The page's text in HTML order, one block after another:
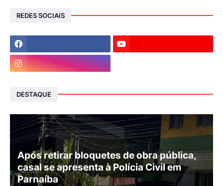
REDES SOCIAIS
DESTAQUE
Após retirar bloquetes de obra pública,
casal se apresenta à Polícia Civil em
Parnaíba